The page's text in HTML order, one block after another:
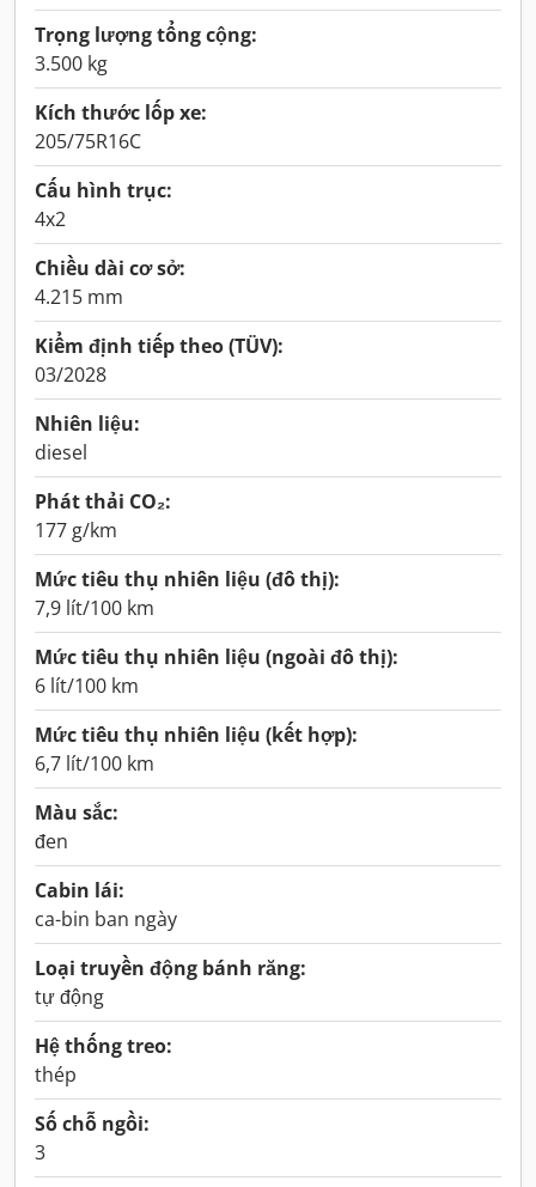
Trọng lượng tổng cộng:
3.500 kg
Kích thước lốp xe:
205/75R16C
Cấu hình trục:
4x2
Chiều dài cơ sở:
4.215 mm
Kiểm định tiếp theo (TÜV):
03/2028
Nhiên liệu:
diesel
Phát thải CO₂:
177 g/km
Mức tiêu thụ nhiên liệu (đô thị):
7,9 lít/100 km
Mức tiêu thụ nhiên liệu (ngoài đô thị):
6 lít/100 km
Mức tiêu thụ nhiên liệu (kết hợp):
6,7 lít/100 km
Màu sắc:
đen
Cabin lái:
ca-bin ban ngày
Loại truyền động bánh răng:
tự động
Hệ thống treo:
thép
Số chỗ ngồi:
3